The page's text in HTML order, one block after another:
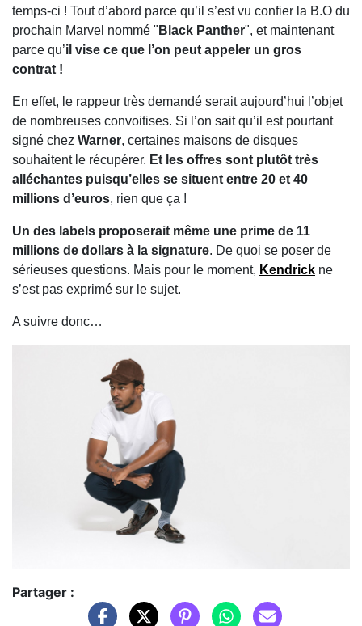
temps-ci ! Tout d’abord parce qu’il s’est vu confier la B.O du
prochain Marvel nommé " Black Panther", et maintenant
parce qu’il vise ce que l’on peut appeler un gros
contrat !
En effet, le rappeur très demandé serait aujourd’hui l’objet
de nombreuses convoitises. Si l’on sait qu’il est pourtant
signé chez Warner, certaines maisons de disques
souhaitent le récupérer. Et les offres sont plutôt très
alléchantes puisqu’elles se situent entre 20 et 40
millions d’euros, rien que ça !
Un des labels proposerait même une prime de 11
millions de dollars à la signature. De quoi se poser de
sérieuses questions. Mais pour le moment, Kendrick ne
s’est pas exprimé sur le sujet.
A suivre donc…
Partager :